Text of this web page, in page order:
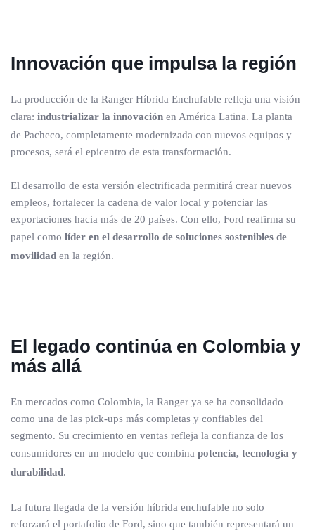
Innovación que impulsa la región
La producción de la Ranger Híbrida Enchufable refleja una visión
clara: industrializar la innovación en América Latina. La planta
de Pacheco, completamente modernizada con nuevos equipos y
procesos, será el epicentro de esta transformación.
El desarrollo de esta versión electrificada permitirá crear nuevos
empleos, fortalecer la cadena de valor local y potenciar las
exportaciones hacia más de 20 países. Con ello, Ford reafirma su
papel como líder en el desarrollo de soluciones sostenibles de
movilidad en la región.
El legado continúa en Colombia y
más allá
En mercados como Colombia, la Ranger ya se ha consolidado
como una de las pick-ups más completas y confiables del
segmento. Su crecimiento en ventas refleja la confianza de los
consumidores en un modelo que combina potencia, tecnología y
durabilidad.
La futura llegada de la versión híbrida enchufable no solo
reforzará el portafolio de Ford, sino que también representará un